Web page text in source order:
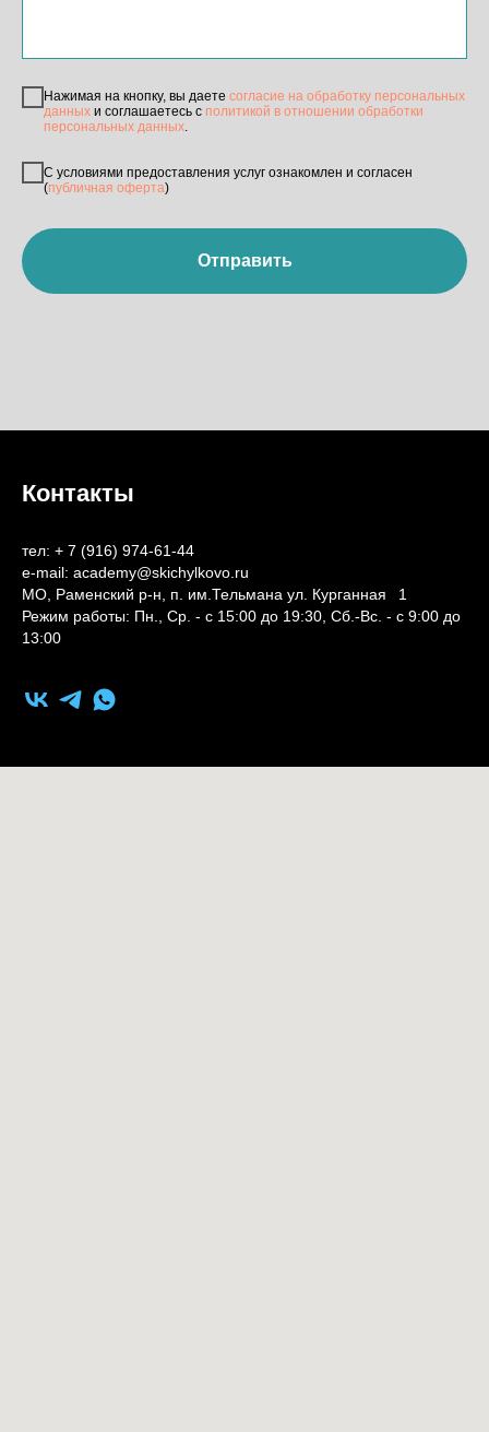
Нажимая на кнопку, вы даете согласие на обработку персональных
данных и соглашаетесь c политикой в отношении обработки
персональных данных.
С условиями предоставления услуг ознакомлен и согласен
(публичная оферта)
Отправить
Контакты
тел: + 7 (916) 974-61-44
e-mail: academy@skichylkovo.ru
МО, Раменский р-н, п. им.Тельмана ул. Курганная
1
Режим работы: Пн., Ср. - с 15:00 до 19:30, Сб.-Вс. - с 9:00 до
13:00